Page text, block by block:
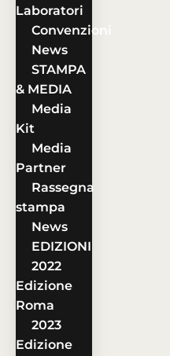
Laboratori
Convenzioni
News
STAMPA
& MEDIA
Media
Kit
Media
Partner
Rassegna
stampa
News
EDIZIONI
2022
Edizione
Roma
2023
Edizione